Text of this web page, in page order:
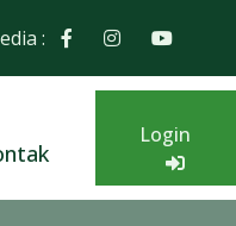
:
Login